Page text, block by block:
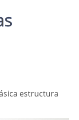
estructura